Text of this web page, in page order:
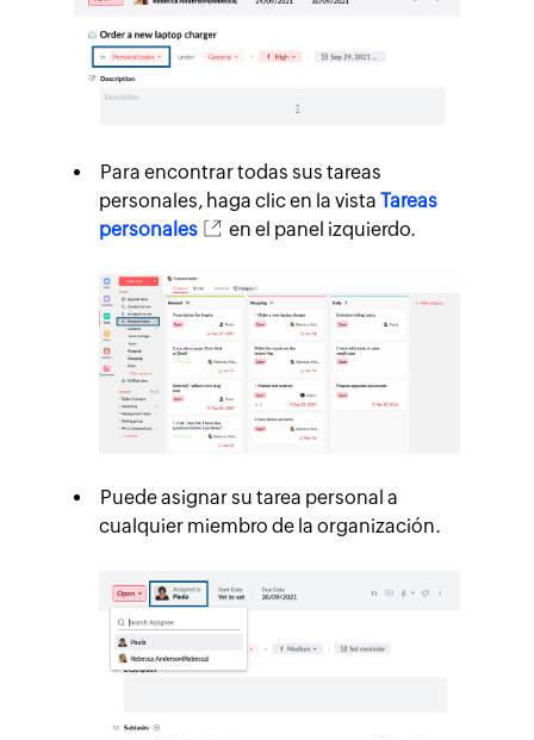
Para encontrar todas sus tareas
personales, haga clic en la vistaTareas
personales
en el panel izquierdo.
Puede asignar su tarea personal a
cualquier miembro de la organización.